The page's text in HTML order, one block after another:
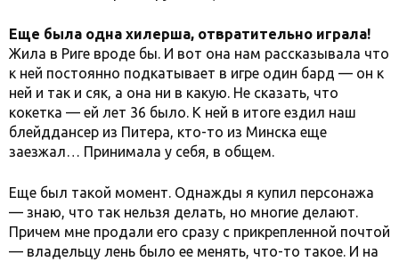
Еще была одна хилерша, отвратительно играла!
Жила в Риге вроде бы. И вот она нам рассказывала что
к ней постоянно подкатывает в игре один бард — он к
ней и так и сяк, а она ни в какую. Не сказать, что
кокетка — ей лет 36 было. К ней в итоге ездил наш
блейддансер из Питера, кто-то из Минска еще
заезжал… Принимала у себя, в общем.
Еще был такой момент. Однажды я купил персонажа
— знаю, что так нельзя делать, но многие делают.
Причем мне продали его сразу с прикрепленной почтой
— владельцу лень было ее менять, что-то такое. И на